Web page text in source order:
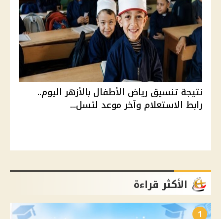
نتيجة تنسيق رياض الأطفال بالأزهر اليوم..
رابط الاستعلام وآخر موعد لتسل...
الأكثر قراءة
1